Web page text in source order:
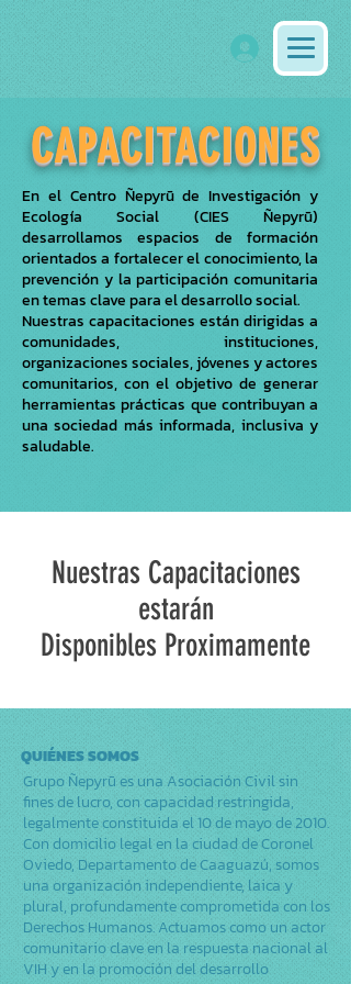
CAPACITACIONES
En el Centro Ñepyrũ de Investigación y
Ecología Social (CIES Ñepyrũ)
desarrollamos espacios de formación
orientados a fortalecer el conocimiento, la
prevención y la participación comunitaria
en temas clave para el desarrollo social.
Nuestras capacitaciones están dirigidas a
comunidades, instituciones,
organizaciones sociales, jóvenes y actores
comunitarios, con el objetivo de generar
herramientas prácticas que contribuyan a
una sociedad más informada, inclusiva y
saludable.
Nuestras Capacitaciones
estarán
Disponibles Proximamente
QUIÉNES SOMOS
Grupo Ñepyrũ es una Asociación Civil sin
fines de lucro, con capacidad restringida,
legalmente constituida el 10 de mayo de 2010.
Con domicilio legal en la ciudad de Coronel
Oviedo, Departamento de Caaguazú, somos
una organización independiente, laica y
plural, profundamente comprometida con los
Derechos Humanos. Actuamos como un actor
comunitario clave en la respuesta nacional al
VIH y en la promoción del desarrollo